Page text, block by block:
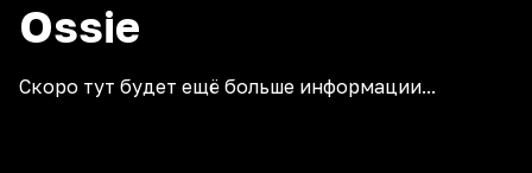
Ossie
Скоро тут будет ещё больше информации...